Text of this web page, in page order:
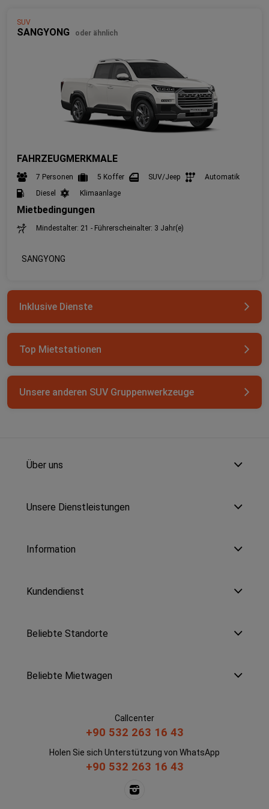
SUV
SANGYONG oder ähnlich
FAHRZEUGMERKMALE
7 Personen 5 Koffer SUV/Jeep
Automatik
Diesel
Klimaanlage
Mietbedingungen
Mindestalter: 21 - Führerscheinalter: 3 Jahr(e)
SANGYONG
Inklusive Dienste
Top Mietstationen
Unsere anderen SUV Gruppenwerkzeuge
Über uns
Unsere Dienstleistungen
Information
Kundendienst
Beliebte Standorte
Beliebte Mietwagen
Callcenter
+90 532 263 16 43
Holen Sie sich Unterstützung von WhatsApp
+90 532 263 16 43